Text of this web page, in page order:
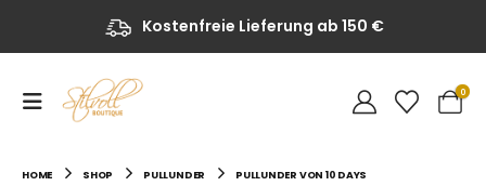
Kostenfreie Lieferung ab 150 €
0
HOME SHOP PULLUNDER PULLUNDER VON 10 DAYS